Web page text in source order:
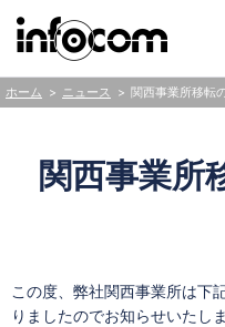
ニュース 関西事業所移転
関西事業所
この度、弊社関西事業所は下
りましたのでお知らせいたしま
ホーム
サービス
サステナビリティ